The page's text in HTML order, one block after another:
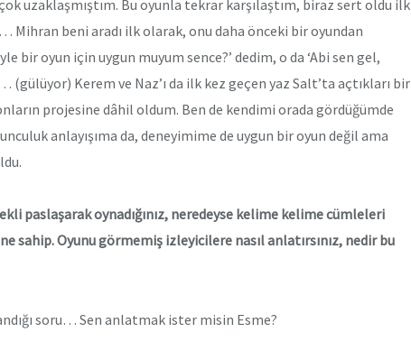
uzaklaşmıştım. Bu oyunla tekrar karşılaştım, biraz sert oldu ilk
beni aradı ilk olarak, onu daha önceki bir oyundan
bir oyun için uygun muyum sence?’ dedim, o da ‘Abi sen gel,
Kerem ve Naz’ı da ilk kez geçen yaz Salt’ta açtıkları bir
projesine dâhil oldum. Ben de kendimi orada gördüğümde
anlayışıma da, deneyimime de uygun bir oyun değil ama
paslaşarak oynadığınız, neredeyse kelime kelime cümleleri
sahip. Oyunu görmemiş izleyicilere nasıl anlatırsınız, nedir bu
soru… Sen anlatmak ister misin Esme?